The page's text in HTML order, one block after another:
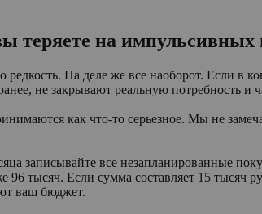
теряете на импульсивных
На деле же все наоборот. Если в
не закрывают реальную потребность и
как что-то серьезное. Мы не
записывайте все незапланированные
96 тысяч. Если сумма составляет 15 тысяч
ваш бюджет.